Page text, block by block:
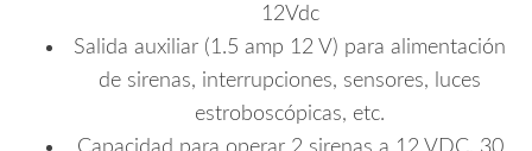
12Vdc
Salida auxiliar (1.5 amp 12 V) para alimentación
de sirenas, interrupciones, sensores, luces
estroboscópicas, etc.